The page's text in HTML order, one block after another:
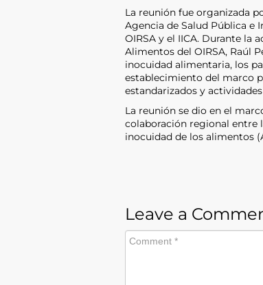
La reunión fue organizada
Agencia de Salud Pública e
OIRSA y el IICA. Durante la
Alimentos del OIRSA, Raúl
inocuidad alimentaria, los
establecimiento del marco
estandarizados y
La reunión se dio en el
colaboración regional entre
inocuidad de los alimentos
Leave a